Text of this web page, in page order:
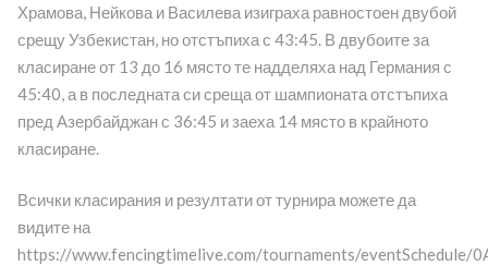
Храмова, Нейкова и Василева изиграха равностоен двубой
срещу Узбекистан, но отстъпиха с 43:45. В двубоите за
класиране от 13 до 16 място те надделяха над Германия с
45:40, а в последната си среща от шампионата отстъпиха
пред Азербайджан с 36:45 и заеха 14 място в крайното
класиране.
Всички класирания и резултати от турнира можете да
видите на
https://www.fencingtimelive.com/tournaments/